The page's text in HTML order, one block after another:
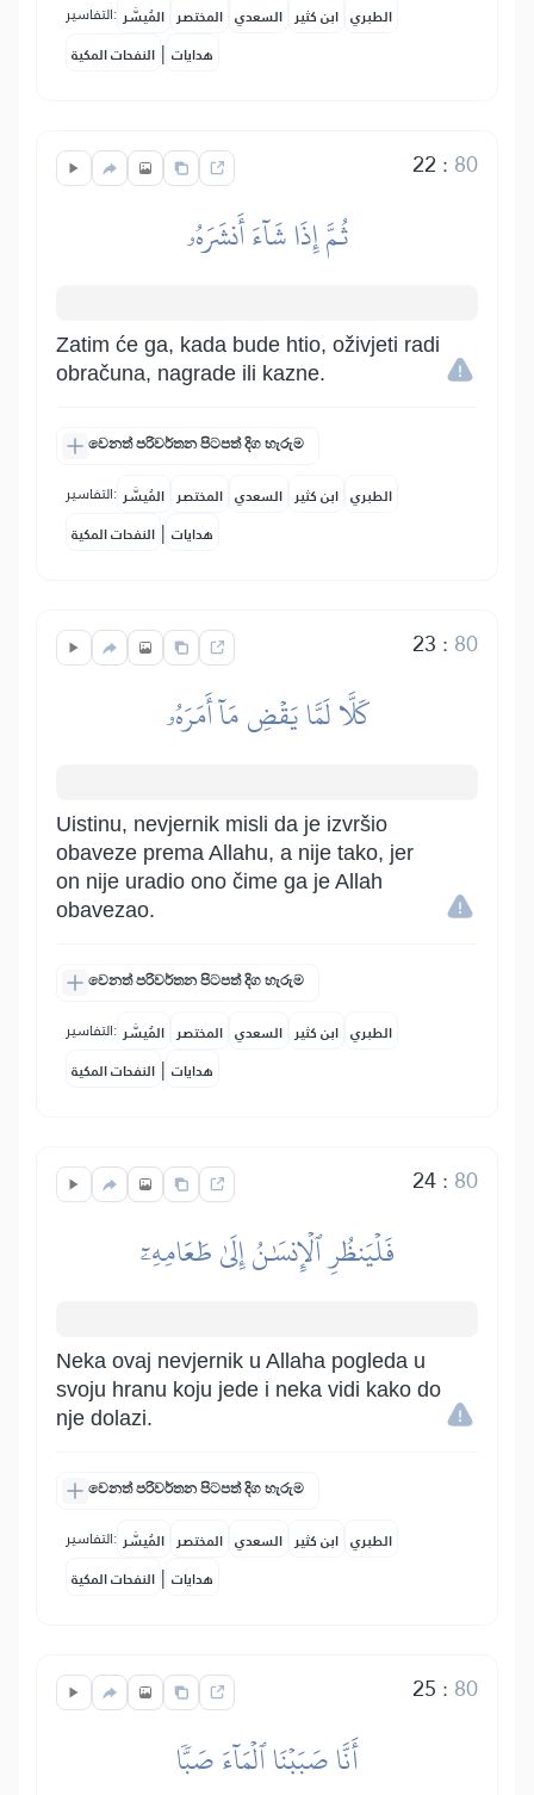
التفاسير: المُيسَّر المختصر السعدي ابن كثير الطبري
النفحات المكية | هدايات
22 : 80
ثُمَّ إِذَا شَآءَ أَنشَرَهُۥ
Zatim će ga, kada bude htio, oživjeti radi
obračuna, nagrade ili kazne.
වෙනත් පරිවර්තන පිටපත් දිග හැරුම
التفاسير: المُيسَّر المختصر السعدي ابن كثير الطبري
النفحات المكية | هدايات
23 : 80
كَلَّا لَمَّا يَقۡضِ مَآ أَمَرَهُۥ
Uistinu, nevjernik misli da je izvršio
obaveze prema Allahu, a nije tako, jer
on nije uradio ono čime ga je Allah
obavezao.
වෙනත් පරිවර්තන පිටපත් දිග හැරුම
التفاسير: المُيسَّر المختصر السعدي ابن كثير الطبري
النفحات المكية | هدايات
24: 80
فَلۡيَنظُرِ ٱلۡإِنسَٰنُ إِلَىٰ طَعَامِهِۦٓ
Neka ovaj nevjernik u Allaha pogleda u
svoju hranu koju jede i neka vidi kako do
nje dolazi.
වෙනත් පරිවර්තන පිටපත් දිග හැරුම
التفاسير: المُيسَّر المختصر السعدي ابن كثير الطبري
النفحات المكية | هدايات
25 : 80
أَنَّا صَبَبۡنَا ٱلۡمَآءَ صَبّٗا